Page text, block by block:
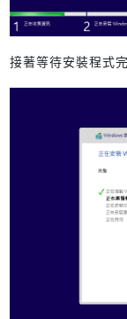
接著等待安裝程式